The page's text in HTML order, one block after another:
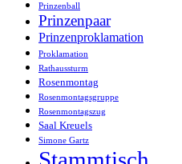
Prinzenball
Prinzenpaar
Prinzenproklamation
Proklamation
Rathaussturm
Rosenmontag
Rosenmontagsgruppe
Rosenmontagszug
Saal Kreuels
Simone Gartz